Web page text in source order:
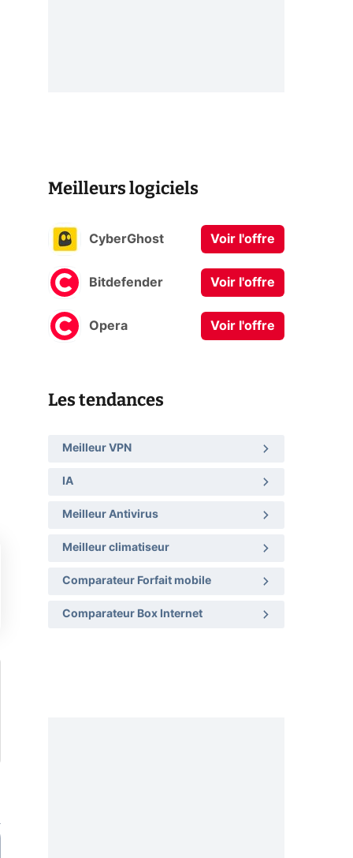
Meilleurs logiciels
CyberGhost Voir l'offre
Bitdefender Voir l'offre
Opera Voir l'offre
Les tendances
Meilleur VPN
IA
Meilleur Antivirus
Meilleur climatiseur
Comparateur Forfait mobile
Comparateur Box Internet